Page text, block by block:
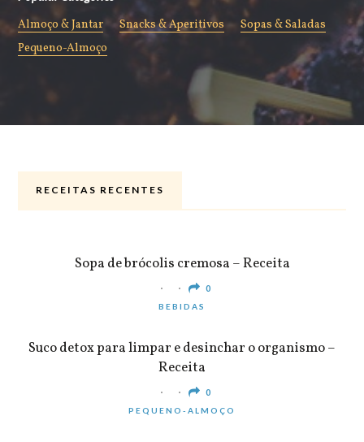
Almoço & Jantar Snacks & Aperitivos
Sopas & Saladas
Pequeno-Almoço
RECEITAS RECENTES
Sopa de brócolis cremosa – Receita
0
BEBIDAS
Suco detox para limpar e desinchar o organismo –
Receita
0
PEQUENO-ALMOÇO